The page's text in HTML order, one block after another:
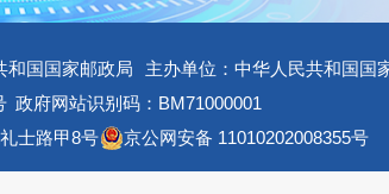
和国国家邮政局
主办单位：中华人民共和国国
政府网站识别码：BM71000001
士路甲8号
京公网安备 11010202008355号